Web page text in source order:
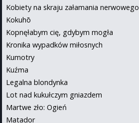
Kobiety na skraju załamania nerwowego
Kokuhō
Kopnęłabym cię, gdybym mogła
Kronika wypadków miłosnych
Kumotry
Kuźma
Legalna blondynka
Lot nad kukułczym gniazdem
Martwe zło: Ogień
Matador